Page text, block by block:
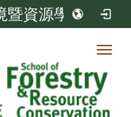
暨資源學系